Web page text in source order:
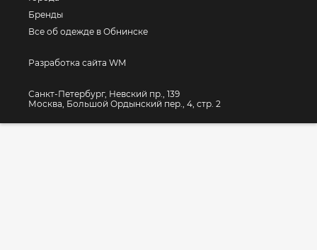
Бренды
Все об одежде в Обнинске
Разработка сайта WM
Санкт-Петербург, Невский пр., 139
Москва, Большой Ордынский пер., 4, стр. 2